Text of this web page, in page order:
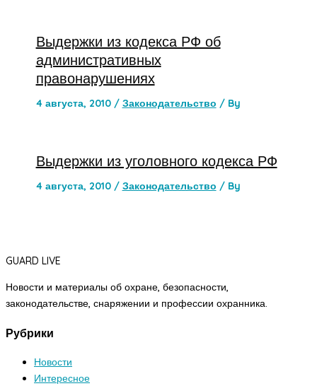
Выдержки из кодекса РФ об
административных
правонарушениях
4 августа, 2010 / Законодательство / By
Выдержки из уголовного кодекса РФ
4 августа, 2010 / Законодательство / By
GUARD LIVE
Новости и материалы об охране, безопасности,
законодательстве, снаряжении и профессии охранника.
Рубрики
Новости
Интересное